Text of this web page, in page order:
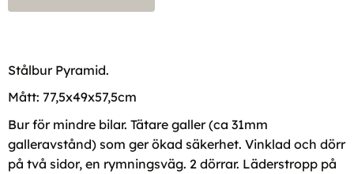
Stålbur Pyramid.
Mått: 77,5x49x57,5cm
Bur för mindre bilar. Tätare galler (ca 31mm
galleravstånd) som ger ökad säkerhet. Vinklad och dörr
på två sidor, en rymningsväg. 2 dörrar. Läderstropp på